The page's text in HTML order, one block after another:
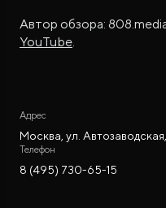
Автор обзора:
YouTube.
Адрес
Москва, ул.
Телефон
8 (495) 730-65-15